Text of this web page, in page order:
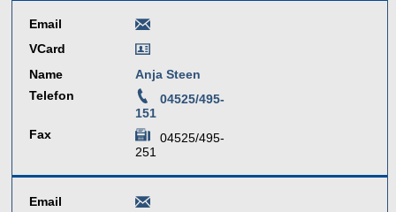
Email
VCard
Name
Anja Steen
Telefon
04525/495-
151
Fax
04525/495-
251
Email